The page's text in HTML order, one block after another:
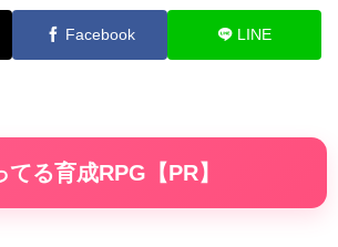
Facebook LINE
る育成RPG【PR】